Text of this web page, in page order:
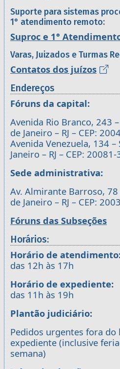
Suporte para sistemas
1° atendimento remoto:
Suproc e 1°
Varas, Juizados e Turmas
Contatos dos juízos
Endereços
Fóruns da capital:
Avenida Rio Branco, 243
de Janeiro – RJ – CEP:
Avenida Venezuela, 134 –
Janeiro – RJ – CEP:
Sede administrativa:
Av. Almirante Barroso, 78
de Janeiro – RJ – CEP:
Fóruns das Subseções
Horários:
Horário de
das 12h às 17h
Horário de expediente:
das 11h às 19h
Plantão judiciário:
Pedidos urgentes fora
expediente (inclusive
semana)